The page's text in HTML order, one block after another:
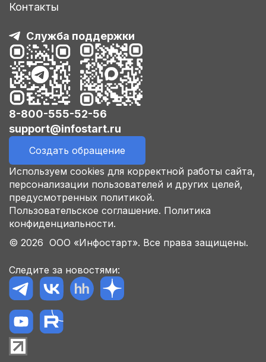
Контакты
Служба поддержки
8-800-555-52-56
support@infostart.ru
Создать обращение
Используем cookies для корректной работы сайта,
персонализации пользователей и других целей,
предусмотренных политикой.
Пользовательское соглашение. Политика
конфиденциальности.
© 2026 ООО «Инфостарт». Все права защищены.
Следите за новостями: